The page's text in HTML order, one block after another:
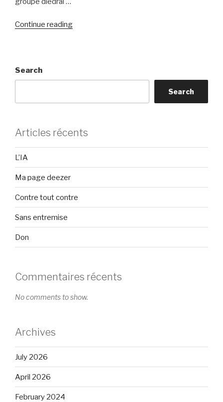
Continue reading“Algèbre
Search
Search
Articles récents
L’IA
Ma page deezer
Contre tout contre
Sans entremise
Don
Commentaires récents
No comments to show.
Archives
July 2026
April 2026
February 2024